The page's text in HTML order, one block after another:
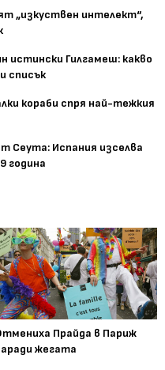
„изкуствен интелект“,
истински Гилгамеш: какво
списък
кораби спря най-тежкия
Сеута: Испания изселва
година
Прайда в Париж
жегата